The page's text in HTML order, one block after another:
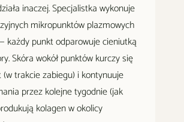
inaczej. Specjalistka wykonuje
mikropunktów plazmowych
każdy punkt odparowuje cieniutką
Skóra wokół punktów kurczy się
trakcie zabiegu) i kontynuuje
przez kolejne tygodnie (jak
kolagen w okolicy